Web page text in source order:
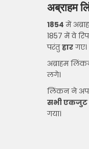
अब्राहम
1854 में
1857 में वे
परंतुहारगए।
अब्राहम
लगे।
लिंकन ने
सभी एकजुट
गया।